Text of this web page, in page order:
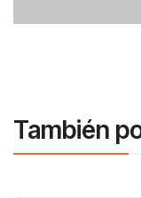
También